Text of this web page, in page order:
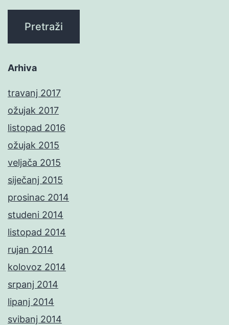
Arhiva
travanj 2017
ožujak 2017
listopad 2016
ožujak 2015
veljača 2015
siječanj 2015
prosinac 2014
studeni 2014
listopad 2014
rujan 2014
kolovoz 2014
srpanj 2014
lipanj 2014
svibanj 2014